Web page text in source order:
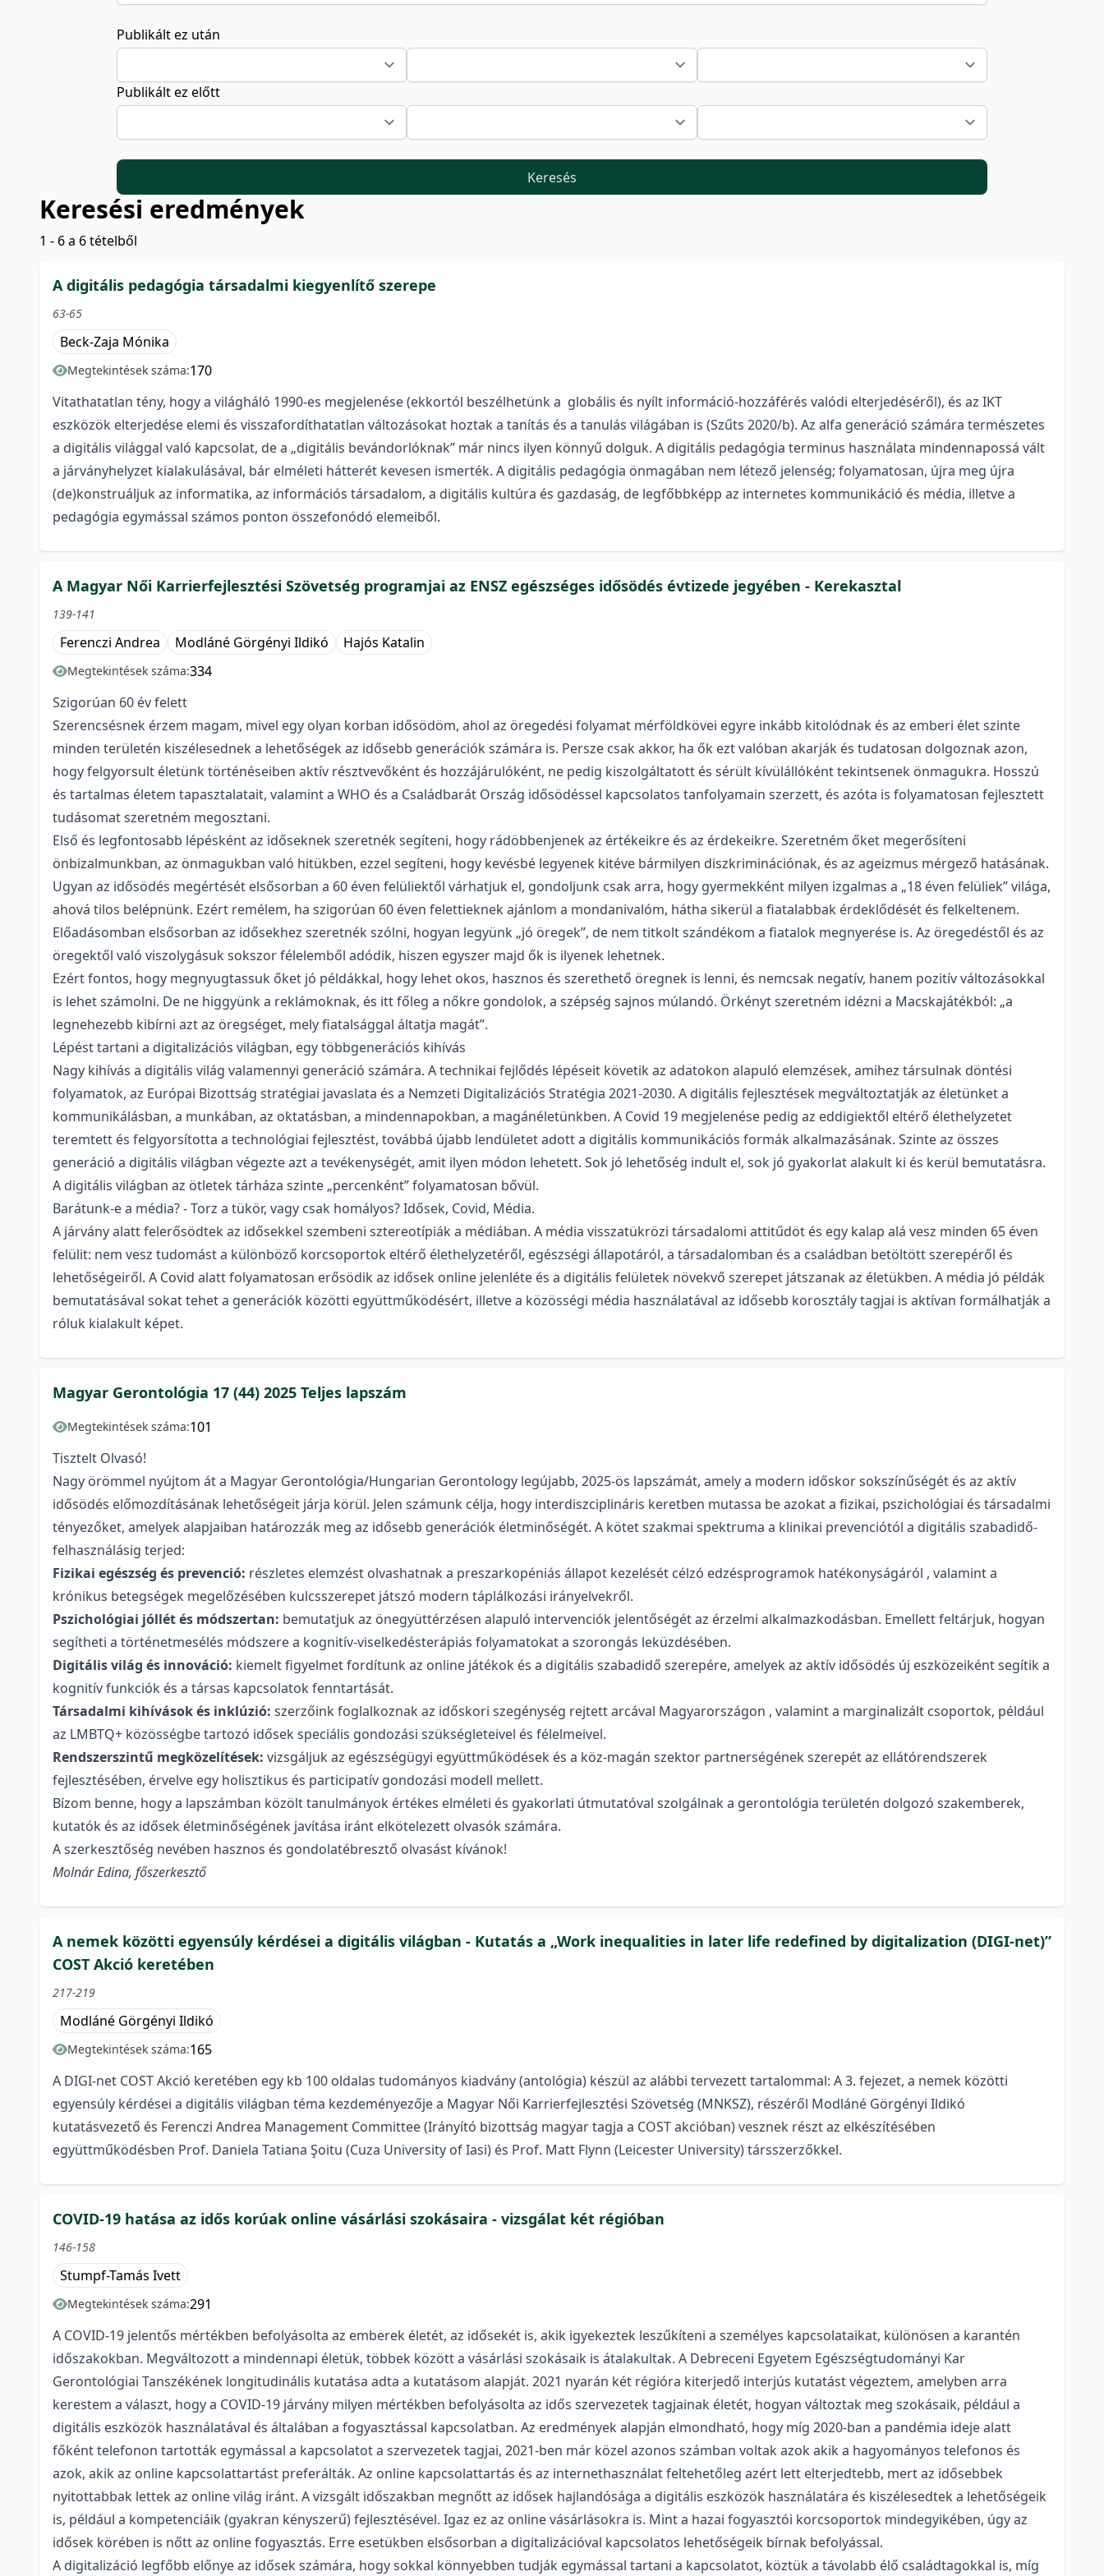
Publikált ez után
Publikált ez előtt
Keresés
Keresési eredmények
1 - 6 a 6 tételből
A digitális pedagógia társadalmi kiegyenlítő szerepe
63-65
Beck-Zaja Mónika
Megtekintések száma:170
Vitathatatlan tény, hogy a világháló 1990-es megjelenése (ekkortól beszélhetünk a globális és nyílt információ-hozzáférés valódi elterjedéséről), és az IKT
eszközök elterjedése elemi és visszafordíthatatlan változásokat hoztak a tanítás és a tanulás világában is (Szűts 2020/b). Az alfa generáció számára természetes
a digitális világgal való kapcsolat, de a „digitális bevándorlóknak” már nincs ilyen könnyű dolguk. A digitális pedagógia terminus használata mindennapossá vált
a járványhelyzet kialakulásával, bár elméleti hátterét kevesen ismerték. A digitális pedagógia önmagában nem létező jelenség; folyamatosan, újra meg újra
(de)konstruáljuk az informatika, az információs társadalom, a digitális kultúra és gazdaság, de legfőbbképp az internetes kommunikáció és média, illetve a
pedagógia egymással számos ponton összefonódó elemeiből.
A Magyar Női Karrierfejlesztési Szövetség programjai az ENSZ egészséges idősödés évtizede jegyében - Kerekasztal
139-141
Ferenczi Andrea Modláné Görgényi Ildikó Hajós Katalin
Megtekintések száma:334
Szigorúan 60 év felett
Szerencsésnek érzem magam, mivel egy olyan korban idősödöm, ahol az öregedési folyamat mérföldkövei egyre inkább kitolódnak és az emberi élet szinte
minden területén kiszélesednek a lehetőségek az idősebb generációk számára is. Persze csak akkor, ha ők ezt valóban akarják és tudatosan dolgoznak azon,
hogy felgyorsult életünk történéseiben aktív résztvevőként és hozzájárulóként, ne pedig kiszolgáltatott és sérült kívülállóként tekintsenek önmagukra. Hosszú
és tartalmas életem tapasztalatait, valamint a WHO és a Családbarát Ország idősödéssel kapcsolatos tanfolyamain szerzett, és azóta is folyamatosan fejlesztett
tudásomat szeretném megosztani.
Első és legfontosabb lépésként az időseknek szeretnék segíteni, hogy rádöbbenjenek az értékeikre és az érdekeikre. Szeretném őket megerősíteni
önbizalmunkban, az önmagukban való hitükben, ezzel segíteni, hogy kevésbé legyenek kitéve bármilyen diszkriminációnak, és az ageizmus mérgező hatásának.
Ugyan az idősödés megértését elsősorban a 60 éven felüliektől várhatjuk el, gondoljunk csak arra, hogy gyermekként milyen izgalmas a „18 éven felüliek” világa,
ahová tilos belépnünk. Ezért remélem, ha szigorúan 60 éven felettieknek ajánlom a mondanivalóm, hátha sikerül a fiatalabbak érdeklődését és felkeltenem.
Előadásomban elsősorban az idősekhez szeretnék szólni, hogyan legyünk „jó öregek”, de nem titkolt szándékom a fiatalok megnyerése is. Az öregedéstől és az
öregektől való viszolygásuk sokszor félelemből adódik, hiszen egyszer majd ők is ilyenek lehetnek.
Ezért fontos, hogy megnyugtassuk őket jó példákkal, hogy lehet okos, hasznos és szerethető öregnek is lenni, és nemcsak negatív, hanem pozitív változásokkal
is lehet számolni. De ne higgyünk a reklámoknak, és itt főleg a nőkre gondolok, a szépség sajnos múlandó. Örkényt szeretném idézni a Macskajátékból: „a
legnehezebb kibírni azt az öregséget, mely fiatalsággal áltatja magát”.
Lépést tartani a digitalizációs világban, egy többgenerációs kihívás
Nagy kihívás a digitális világ valamennyi generáció számára. A technikai fejlődés lépéseit követik az adatokon alapuló elemzések, amihez társulnak döntési
folyamatok, az Európai Bizottság stratégiai javaslata és a Nemzeti Digitalizációs Stratégia 2021-2030. A digitális fejlesztések megváltoztatják az életünket a
kommunikálásban, a munkában, az oktatásban, a mindennapokban, a magánéletünkben. A Covid 19 megjelenése pedig az eddigiektől eltérő élethelyzetet
teremtett és felgyorsította a technológiai fejlesztést, továbbá újabb lendületet adott a digitális kommunikációs formák alkalmazásának. Szinte az összes
generáció a digitális világban végezte azt a tevékenységét, amit ilyen módon lehetett. Sok jó lehetőség indult el, sok jó gyakorlat alakult ki és kerül bemutatásra.
A digitális világban az ötletek tárháza szinte „percenként” folyamatosan bővül.
Barátunk-e a média? - Torz a tükör, vagy csak homályos? Idősek, Covid, Média.
A járvány alatt felerősödtek az idősekkel szembeni sztereotípiák a médiában. A média visszatükrözi társadalomi attitűdöt és egy kalap alá vesz minden 65 éven
felülit: nem vesz tudomást a különböző korcsoportok eltérő élethelyzetéről, egészségi állapotáról, a társadalomban és a családban betöltött szerepéről és
lehetőségeiről. A Covid alatt folyamatosan erősödik az idősek online jelenléte és a digitális felületek növekvő szerepet játszanak az életükben. A média jó példák
bemutatásával sokat tehet a generációk közötti együttműködésért, illetve a közösségi média használatával az idősebb korosztály tagjai is aktívan formálhatják a
róluk kialakult képet.
Magyar Gerontológia 17 (44) 2025 Teljes lapszám
Megtekintések száma:101
Tisztelt Olvasó!
Nagy örömmel nyújtom át a Magyar Gerontológia/Hungarian Gerontology legújabb, 2025-ös lapszámát, amely a modern időskor sokszínűségét és az aktív
idősödés előmozdításának lehetőségeit járja körül. Jelen számunk célja, hogy interdiszciplináris keretben mutassa be azokat a fizikai, pszichológiai és társadalmi
tényezőket, amelyek alapjaiban határozzák meg az idősebb generációk életminőségét. A kötet szakmai spektruma a klinikai prevenciótól a digitális szabadidő-
felhasználásig terjed:
Fizikai egészség és prevenció: részletes elemzést olvashatnak a preszarkopéniás állapot kezelését célzó edzésprogramok hatékonyságáról , valamint a
krónikus betegségek megelőzésében kulcsszerepet játszó modern táplálkozási irányelvekről.
Pszichológiai jóllét és módszertan: bemutatjuk az önegyüttérzésen alapuló intervenciók jelentőségét az érzelmi alkalmazkodásban. Emellett feltárjuk, hogyan
segítheti a történetmesélés módszere a kognitív-viselkedésterápiás folyamatokat a szorongás leküzdésében.
Digitális világ és innováció: kiemelt figyelmet fordítunk az online játékok és a digitális szabadidő szerepére, amelyek az aktív idősödés új eszközeiként segítik a
kognitív funkciók és a társas kapcsolatok fenntartását.
Társadalmi kihívások és inklúzió: szerzőink foglalkoznak az időskori szegénység rejtett arcával Magyarországon , valamint a marginalizált csoportok, például
az LMBTQ+ közösségbe tartozó idősek speciális gondozási szükségleteivel és félelmeivel.
Rendszerszintű megközelítések: vizsgáljuk az egészségügyi együttműködések és a köz-magán szektor partnerségének szerepét az ellátórendszerek
fejlesztésében, érvelve egy holisztikus és participatív gondozási modell mellett.
Bízom benne, hogy a lapszámban közölt tanulmányok értékes elméleti és gyakorlati útmutatóval szolgálnak a gerontológia területén dolgozó szakemberek,
kutatók és az idősek életminőségének javítása iránt elkötelezett olvasók számára.
A szerkesztőség nevében hasznos és gondolatébresztő olvasást kívánok!
Molnár Edina, főszerkesztő
A nemek közötti egyensúly kérdései a digitális világban - Kutatás a „Work inequalities in later life redefined by digitalization (DIGI-net)”
COST Akció keretében
217-219
Modláné Görgényi Ildikó
Megtekintések száma:165
A DIGI-net COST Akció keretében egy kb 100 oldalas tudományos kiadvány (antológia) készül az alábbi tervezett tartalommal: A 3. fejezet, a nemek közötti
egyensúly kérdései a digitális világban téma kezdeményezője a Magyar Női Karrierfejlesztési Szövetség (MNKSZ), részéről Modláné Görgényi Ildikó
kutatásvezető és Ferenczi Andrea Management Committee (Irányító bizottság magyar tagja a COST akcióban) vesznek részt az elkészítésében
együttműködésben Prof. Daniela Tatiana Şoitu (Cuza University of Iasi) és Prof. Matt Flynn (Leicester University) társszerzőkkel.
COVID-19 hatása az idős korúak online vásárlási szokásaira - vizsgálat két régióban
146-158
Stumpf-Tamás Ivett
Megtekintések száma:291
A COVID-19 jelentős mértékben befolyásolta az emberek életét, az idősekét is, akik igyekeztek leszűkíteni a személyes kapcsolataikat, különösen a karantén
időszakokban. Megváltozott a mindennapi életük, többek között a vásárlási szokásaik is átalakultak. A Debreceni Egyetem Egészségtudományi Kar
Gerontológiai Tanszékének longitudinális kutatása adta a kutatásom alapját. 2021 nyarán két régióra kiterjedő interjús kutatást végeztem, amelyben arra
kerestem a választ, hogy a COVID-19 járvány milyen mértékben befolyásolta az idős szervezetek tagjainak életét, hogyan változtak meg szokásaik, például a
digitális eszközök használatával és általában a fogyasztással kapcsolatban. Az eredmények alapján elmondható, hogy míg 2020-ban a pandémia ideje alatt
főként telefonon tartották egymással a kapcsolatot a szervezetek tagjai, 2021-ben már közel azonos számban voltak azok akik a hagyományos telefonos és
azok, akik az online kapcsolattartást preferálták. Az online kapcsolattartás és az internethasználat feltehetőleg azért lett elterjedtebb, mert az idősebbek
nyitottabbak lettek az online világ iránt. A vizsgált időszakban megnőtt az idősek hajlandósága a digitális eszközök használatára és kiszélesedtek a lehetőségeik
is, például a kompetenciáik (gyakran kényszerű) fejlesztésével. Igaz ez az online vásárlásokra is. Mint a hazai fogyasztói korcsoportok mindegyikében, úgy az
idősek körében is nőtt az online fogyasztás. Erre esetükben elsősorban a digitalizációval kapcsolatos lehetőségeik bírnak befolyással.
A digitalizáció legfőbb előnye az idősek számára, hogy sokkal könnyebben tudják egymással tartani a kapcsolatot, köztük a távolabb élő családtagokkal is, míg